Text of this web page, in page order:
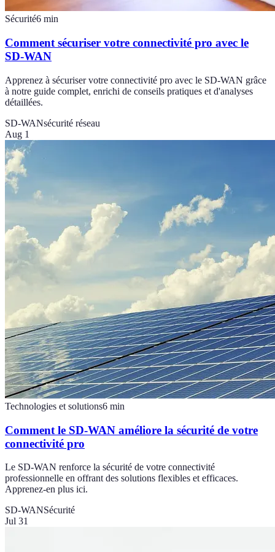
Sécurité6 min
Comment sécuriser votre connectivité pro avec le
SD-WAN
Apprenez à sécuriser votre connectivité pro avec le SD-WAN grâce
à notre guide complet, enrichi de conseils pratiques et d'analyses
détaillées.
SD-WANsécurité réseau
Aug 1
Technologies et solutions6 min
Comment le SD-WAN améliore la sécurité de votre
connectivité pro
Le SD-WAN renforce la sécurité de votre connectivité
professionnelle en offrant des solutions flexibles et efficaces.
Apprenez-en plus ici.
SD-WANSécurité
Jul 31